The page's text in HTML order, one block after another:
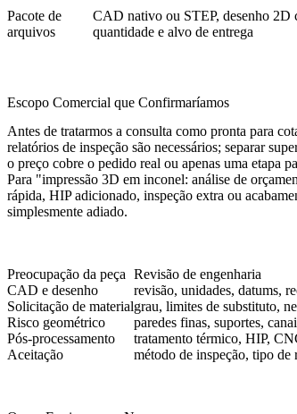
Pacote de
arquivos
CAD nativo ou STEP, desenho 2D
quantidade e alvo de entrega
Escopo Comercial que Confirmaríamos
Antes de tratarmos a consulta como pronta para
relatórios de inspeção são necessários; separar
o preço cobre o pedido real ou apenas uma etapa
Para "impressão 3D em inconel: análise de
rápida, HIP adicionado, inspeção extra ou
simplesmente adiado.
Preocupação da peça Revisão de engenharia
CAD e desenho
revisão, unidades, datums,
Solicitação de materialgrau, limites de substituto,
Risco geométrico
paredes finas, suportes,
Pós-processamento
tratamento térmico, HIP,
Aceitação
método de inspeção, tipo